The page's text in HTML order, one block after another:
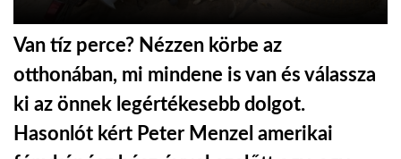
Van tíz perce? Nézzen körbe az
otthonában, mi mindene is van és válassza
ki az önnek legértékesebb dolgot.
Hasonlót kért Peter Menzel amerikai